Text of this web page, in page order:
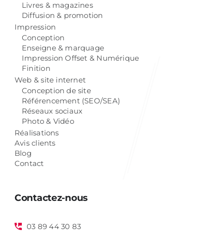
Livres & magazines
Diffusion & promotion
Impression
Conception
Enseigne & marquage
Impression Offset & Numérique
Finition
Web & site internet
Conception de site
Référencement (SEO/SEA)
Réseaux sociaux
Photo & Vidéo
Réalisations
Avis clients
Blog
Contact
Contactez-nous
03 89 44 30 83